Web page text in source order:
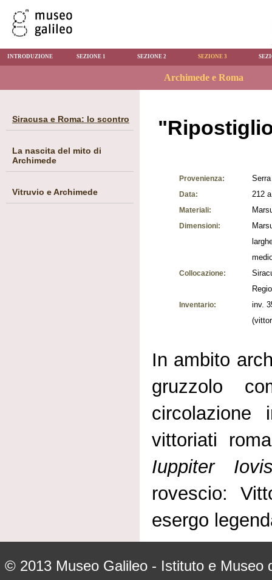
INTRODUZIONE SEZIONE 1 SEZIONE 2 SEZIONE 3
Siracusa e Roma: lo scontro
La nascita del mito di
Archimede
Vitruvio e Archimede
Provenienza:
Data: 212
Materiali:
Dimensioni:
Collocazione:
Inventario:
inv.
In ambito
gruzzolo
vittoriati
Iuppiter
rovescio:
esergo
© 2013 Museo Galileo - Istituto e Museo